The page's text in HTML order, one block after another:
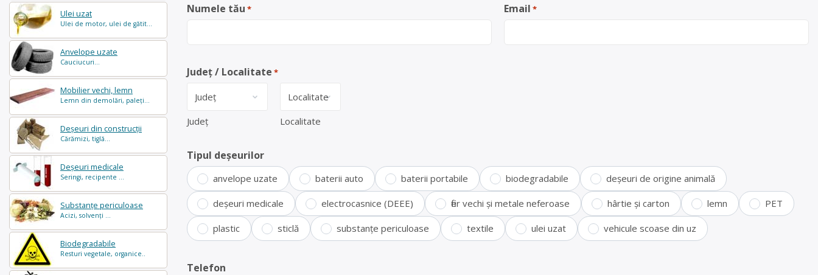
Ulei uzat
Ulei de motor, ulei de gătit...
Anvelope uzate
Cauciucuri...
Mobilier vechi, lemn
Lemn din demolări, paleți...
Deșeuri din construcții
Cărămizi, tiglă...
Deșeuri medicale
Seringi, recipente ...
Substanțe periculoase
Acizi, solvenți ...
Biodegradabile
Resturi vegetale, organice..
Numele tău * Email *
Județ / Localitate *
Județ Localitate
Tipul deșeurilor
anvelope uzate baterii auto baterii portabile biodegradabile deșeuri de origine animală
deșeuri medicale electrocasnice (DEEE) fier vechi și metale neferoase hârtie și carton lemn PET
plastic sticlă substanțe periculoase textile ulei uzat vehicule scoase din uz
Telefon